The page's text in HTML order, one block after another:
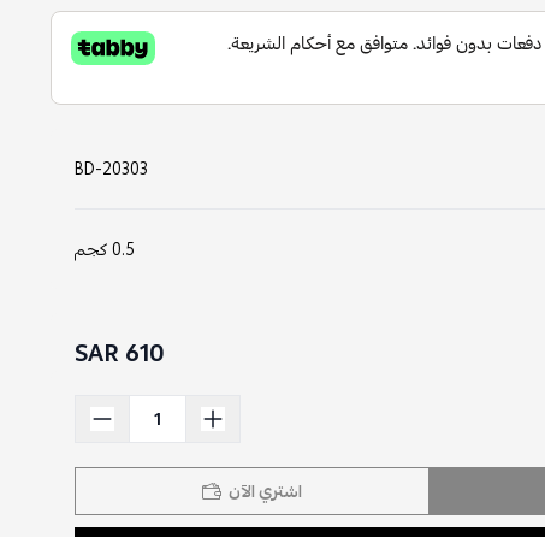
BD-20303
0.5 كجم
610 SAR
اشتري الآن